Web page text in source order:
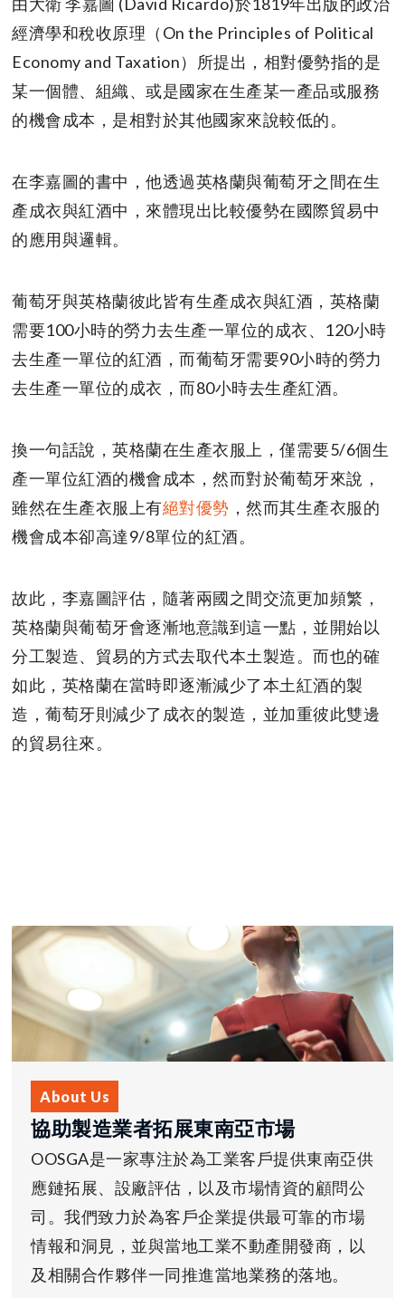
經濟學和稅收原理（On the Principles of Political
Economy and Taxation）所提出，相對優勢指的是
某一個體、組織、或是國家在生產某一產品或服務
的機會成本，是相對於其他國家來說較低的。
在李嘉圖的書中，他透過英格蘭與葡萄牙之間在生
產成衣與紅酒中，來體現出比較優勢在國際貿易中
的應用與邏輯。
葡萄牙與英格蘭彼此皆有生產成衣與紅酒，英格蘭
需要100小時的勞力去生產一單位的成衣、120小時
去生產一單位的紅酒，而葡萄牙需要90小時的勞力
去生產一單位的成衣，而80小時去生產紅酒。
換一句話說，英格蘭在生產衣服上，僅需要5/6個生
產一單位紅酒的機會成本，然而對於葡萄牙來說，
雖然在生產衣服上有絕對優勢 ，然而其生產衣服的
機會成本卻高達9/8單位的紅酒。
故此，李嘉圖評估，隨著兩國之間交流更加頻繁，
英格蘭與葡萄牙會逐漸地意識到這一點，並開始以
分工製造、貿易的方式去取代本土製造。而也的確
如此，英格蘭在當時即逐漸減少了本土紅酒的製
造，葡萄牙則減少了成衣的製造，並加重彼此雙邊
的貿易往來。
About Us
協助製造業者拓展東南亞市場
OOSGA是一家專注於為工業客戶提供東南亞供
應鏈拓展、設廠評估，以及市場情資的顧問公
司。我們致力於為客戶企業提供最可靠的市場
情報和洞見，並與當地工業不動產開發商，以
及相關合作夥伴一同推進當地業務的落地。